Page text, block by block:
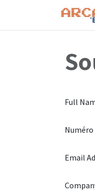
Se rendre au contenu
Full
Email